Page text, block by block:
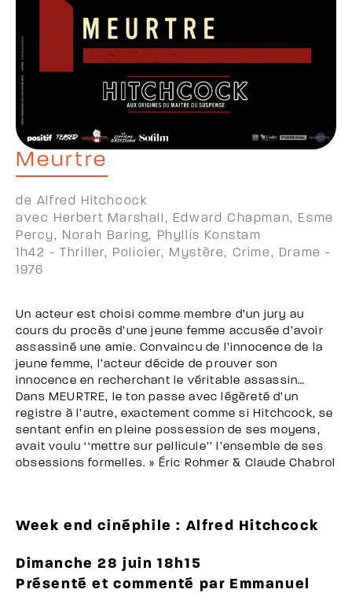
Meurtre
de Alfred Hitchcock
avec Herbert Marshall, Edward Chapman, Esme
Percy, Norah Baring, Phyllis Konstam
1h42 - Thriller, Policier, Mystère, Crime, Drame -
1976
Un acteur est choisi comme membre d’un jury au
cours du procès d’une jeune femme accusée d’avoir
assassiné une amie. Convaincu de l’innocence de la
jeune femme, l’acteur décide de prouver son
innocence en recherchant le véritable assassin…
Dans MEURTRE, le ton passe avec légèreté d’un
registre à l’autre, exactement comme si Hitchcock, se
sentant enfin en pleine possession de ses moyens,
avait voulu ‘‘mettre sur pellicule’’ l’ensemble de ses
obsessions formelles. » Éric Rohmer & Claude Chabrol
Week end cinéphile : Alfred Hitchcock
Dimanche 28 juin 18h15
Présenté et commenté par Emmanuel